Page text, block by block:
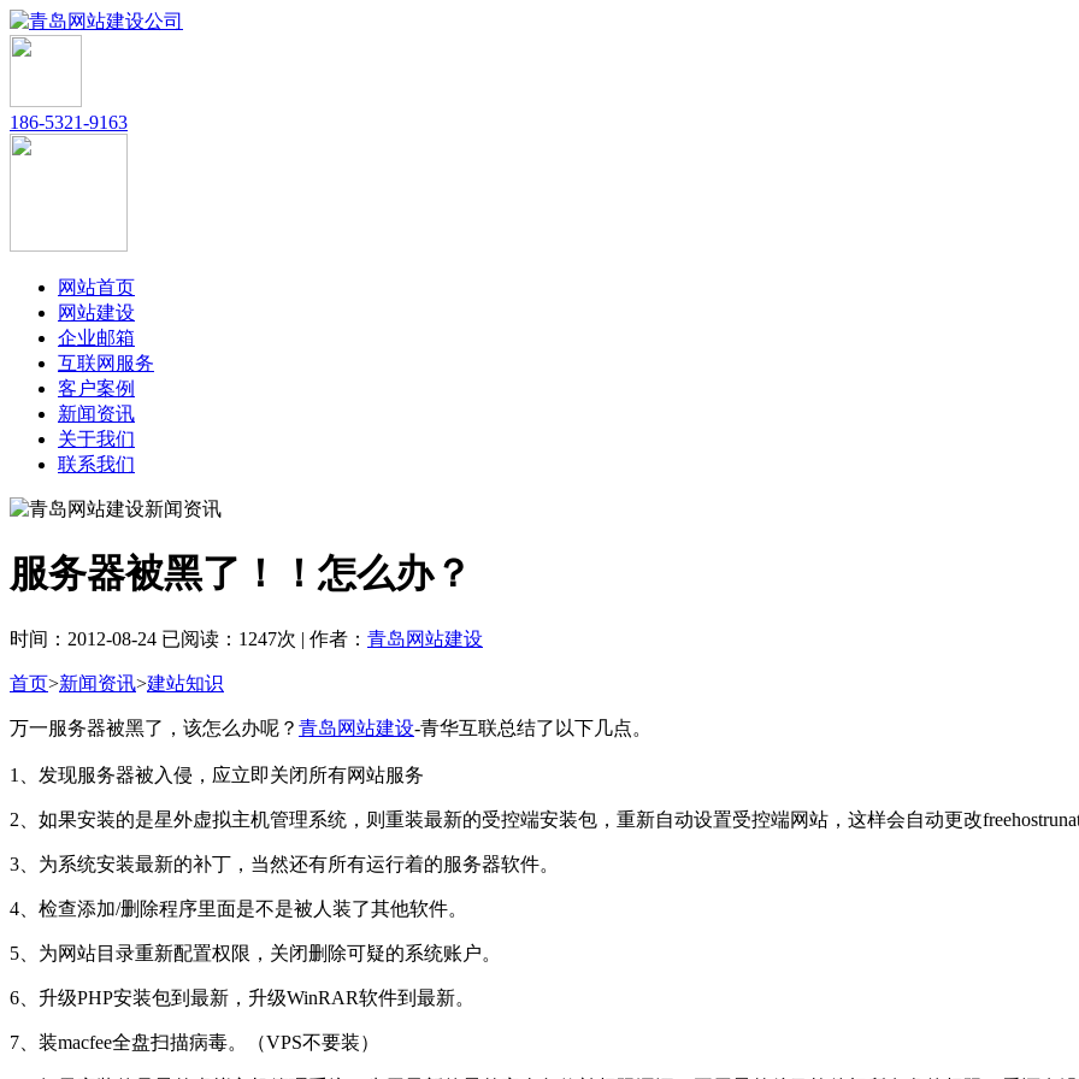
186-5321-9163
网站首页
网站建设
企业邮箱
互联网服务
客户案例
新闻资讯
关于我们
联系我们
服务器被黑了！！怎么办？
时间：2012-08-24 已阅读：1247次 | 作者： 青岛网站建设
首页>新闻资讯>建站知识
万一服务器被黑了，该怎么办呢？ 青岛网站建设-青华互联总结了以下几点。
1、发现服务器被入侵，应立即关闭所有网站服务
2、如果安装的是星外虚拟主机管理系统，则重装最新的受控端安装包，重新自动设置受控端网站，这样会自动更改freehostrunat
3、为系统安装最新的补丁，当然还有所有运行着的服务器软件。
4、检查添加/删除程序里面是不是被人装了其他软件。
5、为网站目录重新配置权限，关闭删除可疑的系统账户。
6、升级PHP安装包到最新，升级WinRAR软件到最新。
7、装macfee全盘扫描病毒。（VPS不要装）